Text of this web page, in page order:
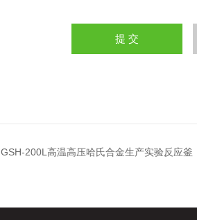
GSH-200L高温高压哈氏合金生产实验反应釜